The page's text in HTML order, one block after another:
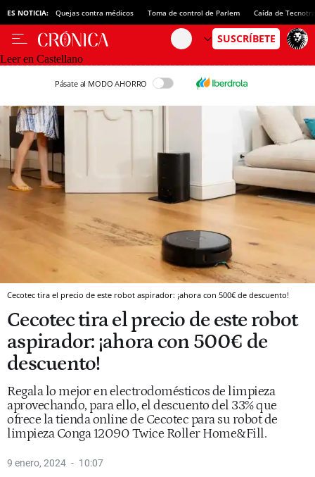
ES NOTICIA: Quejas contra médicos Toma de control de Parlem Caída de
Leer en Castellano
Pásate al MODO AHORRO
Cecotec tira el precio de este robot aspirador: ¡ahora con 500€ de descuento!
Cecotec tira el precio de este robot
aspirador: ¡ahora con 500€ de
descuento!
Regala lo mejor en electrodomésticos de limpieza
aprovechando, para ello, el descuento del 33% que
ofrece la tienda online de Cecotec para su robot de
limpieza Conga 12090 Twice Roller Home&Fill.
9 enero, 2024 10:07